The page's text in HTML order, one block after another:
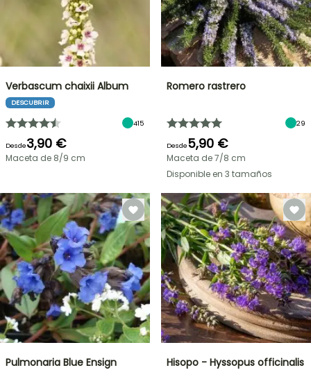
Verbascum chaixii Album
DESCUBRIR
415
Desde3,90 €
Maceta de 8/9 cm
Romero rastrero
29
Desde5,90 €
Maceta de 7/8 cm
Disponible en 3 tamaños
Pulmonaria Blue Ensign Hisopo - Hyssopus officinalis